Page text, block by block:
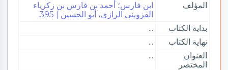
المؤلف
ابن فارس؛ أحمد بن فارس بن زكرياء
القزويني الرازي، أبو الحسين | 395
بداية الكتاب
...
نهاية الكتاب
...
العنوان
المختصر
...